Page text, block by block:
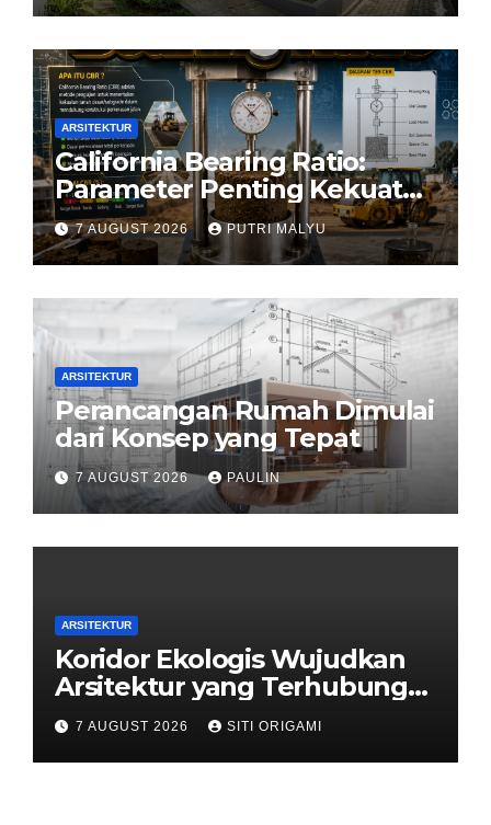
ARSITEKTUR
California Bearing Ratio:
Parameter Penting Kekuatan
Tanah Konstruksi
7 AUGUST 2026 PUTRI MALYU
ARSITEKTUR
Perancangan Rumah Dimulai
dari Konsep yang Tepat
7 AUGUST 2026 PAULIN
ARSITEKTUR
Koridor Ekologis Wujudkan
Arsitektur yang Terhubung
dengan Alam
7 AUGUST 2026 SITI ORIGAMI